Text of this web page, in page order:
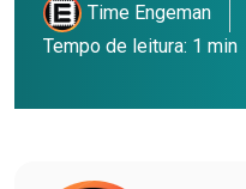
Time Engeman
Tempo de leitura: 1 min